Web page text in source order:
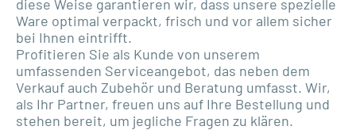
diese Weise garantieren wir, dass unsere spezielle
Ware optimal verpackt, frisch und vor allem sicher
bei Ihnen eintrifft.
Profitieren Sie als Kunde von unserem
umfassenden Serviceangebot, das neben dem
Verkauf auch Zubehör und Beratung umfasst. Wir,
als Ihr Partner, freuen uns auf Ihre Bestellung und
stehen bereit, um jegliche Fragen zu klären.